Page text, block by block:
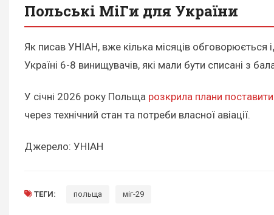
Польські МіГи для України
Як писав УНІАН, вже кілька місяців
Україні 6-8 винищувачів, які мали бути списані з
У січні 2026 року Польща розкрила плани поставити
через технічний стан та потреби власної авіації.
Джерело: УНІАН
ТЕГИ: польща міг-29